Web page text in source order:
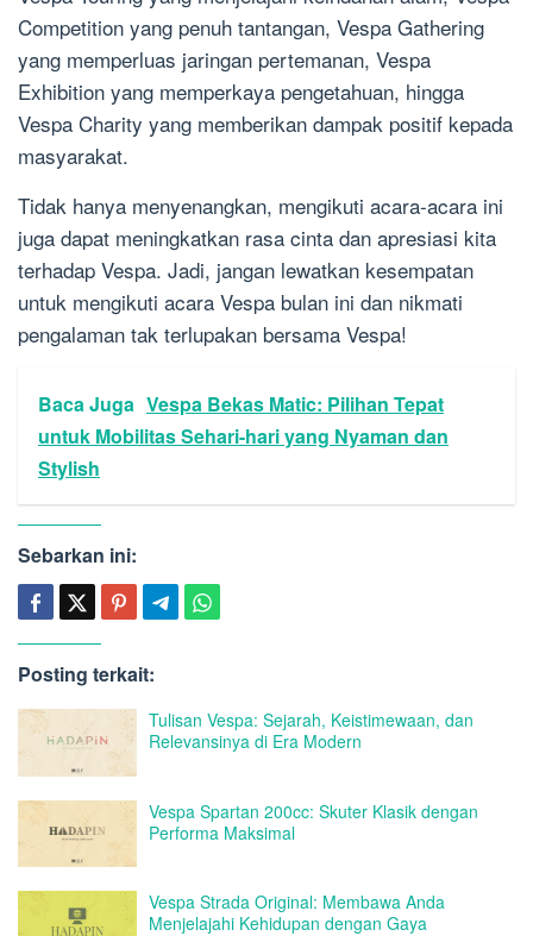
Competition yang penuh tantangan, Vespa Gathering
yang memperluas jaringan pertemanan, Vespa
Exhibition yang memperkaya pengetahuan, hingga
Vespa Charity yang memberikan dampak positif kepada
masyarakat.
Tidak hanya menyenangkan, mengikuti acara-acara ini
juga dapat meningkatkan rasa cinta dan apresiasi kita
terhadap Vespa. Jadi, jangan lewatkan kesempatan
untuk mengikuti acara Vespa bulan ini dan nikmati
pengalaman tak terlupakan bersama Vespa!
Baca Juga Vespa Bekas Matic: Pilihan Tepat
untuk Mobilitas Sehari-hari yang Nyaman dan
Stylish
Sebarkan ini:
Posting terkait:
Tulisan Vespa: Sejarah, Keistimewaan, dan
Relevansinya di Era Modern
Vespa Spartan 200cc: Skuter Klasik dengan
Performa Maksimal
Vespa Strada Original: Membawa Anda
Menjelajahi Kehidupan dengan Gaya